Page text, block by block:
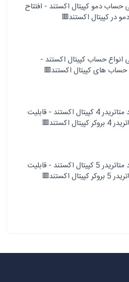
حساب دمو کپیتال اکستند - افتتاح
در کپیتال اکستند🟥
انواع حساب کپیتال اکستند -
حساب های کپیتال اکستند🟥
🟥دانلود متاتریدر 4 کپیتال اکستند - قابلیت
اکستند🟥
🟥دانلود متاتریدر 5 کپیتال اکستند - قابلیت
اکستند🟥